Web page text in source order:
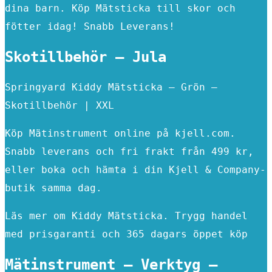
dina barn. Köp Mätsticka till skor och
fötter idag! Snabb Leverans!
Skotillbehör – Jula
Springyard Kiddy Mätsticka – Grön –
Skotillbehör | XXL
Köp Mätinstrument online på kjell.com.
Snabb leverans och fri frakt från 499 kr,
eller boka och hämta i din Kjell & Company-
butik samma dag.
Läs mer om Kiddy Mätsticka. Trygg handel
med prisgaranti och 365 dagars öppet köp
Mätinstrument – Verktyg –